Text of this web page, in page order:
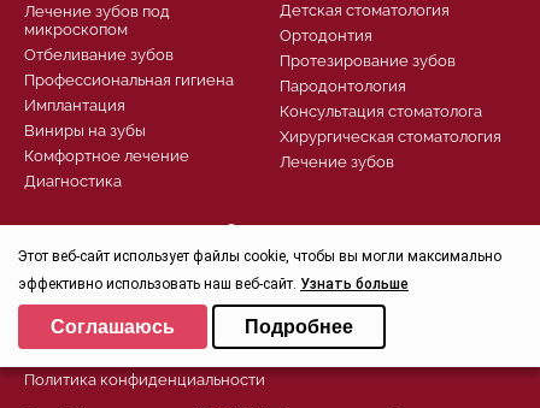
Лечение зубов под
микроскопом
Отбеливание зубов
Профессиональная гигиена
Имплантация
Виниры на зубы
Комфортное лечение
Диагностика
Детская стоматология
Ортодонтия
Протезирование зубов
Пародонтология
Консультация стоматолога
Хирургическая стоматология
Лечение зубов
Записаться
Заказать звонок
Задать вопрос
Контроль качества
Политика конфиденциальности
Этот веб-сайт использует файлы cookie, чтобы вы могли максимально
эффективно использовать наш веб-сайт. Узнать больше
Выберите настройки cookie
Минимальные
Аналитические/Функциональные
Соглашаюсь Подробнее